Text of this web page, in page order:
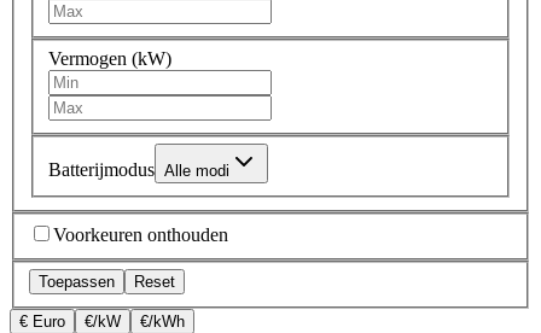
Vermogen (kW)
Batterijmodus Alle modi
Voorkeuren onthouden
Toepassen Reset
€ Euro €/kW
€/kWh